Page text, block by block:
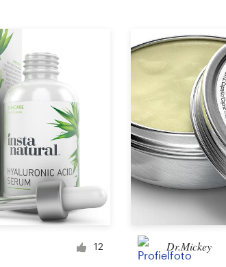
Kaart of uitnodiging
Overige kunst of illustratie
12 Dr.Mickey